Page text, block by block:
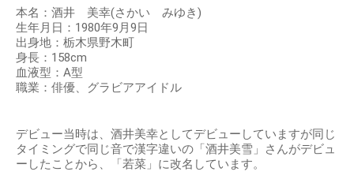
本名：酒井 美幸(さかい みゆき)
生年月日：1980年9月9日
出身地：栃木県野木町
身長：158cm
血液型：A型
職業：俳優、グラビアアイドル
デビュー当時は、酒井美幸としてデビューしていますが同じ
タイミングで同じ音で漢字違いの「酒井美雪」さんがデビュ
ーしたことから、「若菜」に改名しています。